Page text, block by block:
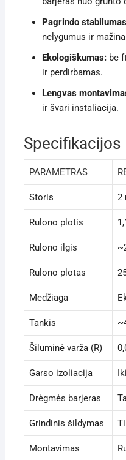
Pagrindo
nelygumus ir
Ekologiškumas:be
ir perdirbamas.
Lengvas
ir švari instaliacija.
Specifikacijos
PARAMETRAS
Storis 2
Rulono plotis
Rulono ilgis
Rulono plotas
Medžiaga
Tankis
Šiluminė varža (R)
Garso izoliacija
Drėgmės barjeras
Grindinis šildymas
Montavimas